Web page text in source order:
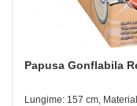
Papusa Gonflabila
Lungime: 157 cm,